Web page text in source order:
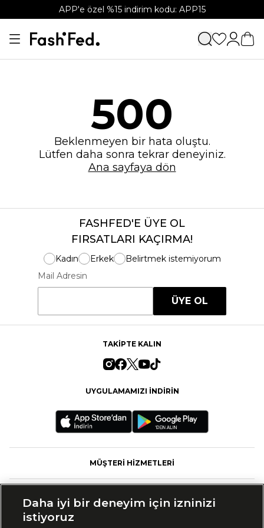
APP'e özel %15 indirim kodu: APP15
500
Beklenmeyen bir hata oluştu.
Lütfen daha sonra tekrar deneyiniz.
Ana sayfaya dön
FASHFED'E ÜYE OL
FIRSATLARI KAÇIRMA!
Kadın Erkek
Belirtmek istemiyorum
Mail Adresin
ÜYE OL
TAKİPTE KALIN
UYGULAMAMIZI İNDİRİN
MÜŞTERİ HİZMETLERİ
Daha iyi bir deneyim için izninizi
istiyoruz